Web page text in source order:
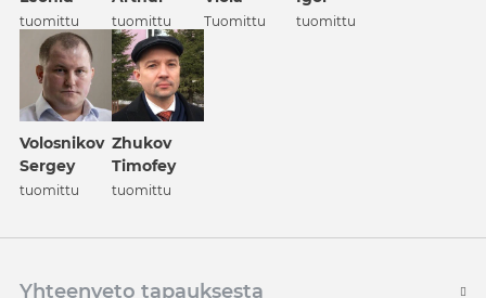
tuomittu tuomittu Tuomittu tuomittu
Volosnikov
Sergey
tuomittu
Zhukov
Timofey
tuomittu
Yhteenveto tapauksesta